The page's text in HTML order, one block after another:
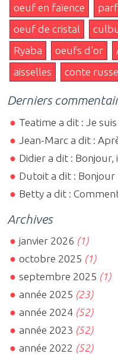
oeuf en faïence
oeuf de cristal
Ryaba
oeufs d'or
aisselles
conte russe
Derniers
Teatime a dit : Je
Jean-Marc a dit :
Didier a dit : Bonjour,
Dutoit a dit : Bonjour
Betty a dit :
Archives
janvier 2026 (1)
octobre 2025 (1)
septembre 2025 (1)
année 2025 (23)
année 2024 (52)
année 2023 (52)
année 2022 (52)